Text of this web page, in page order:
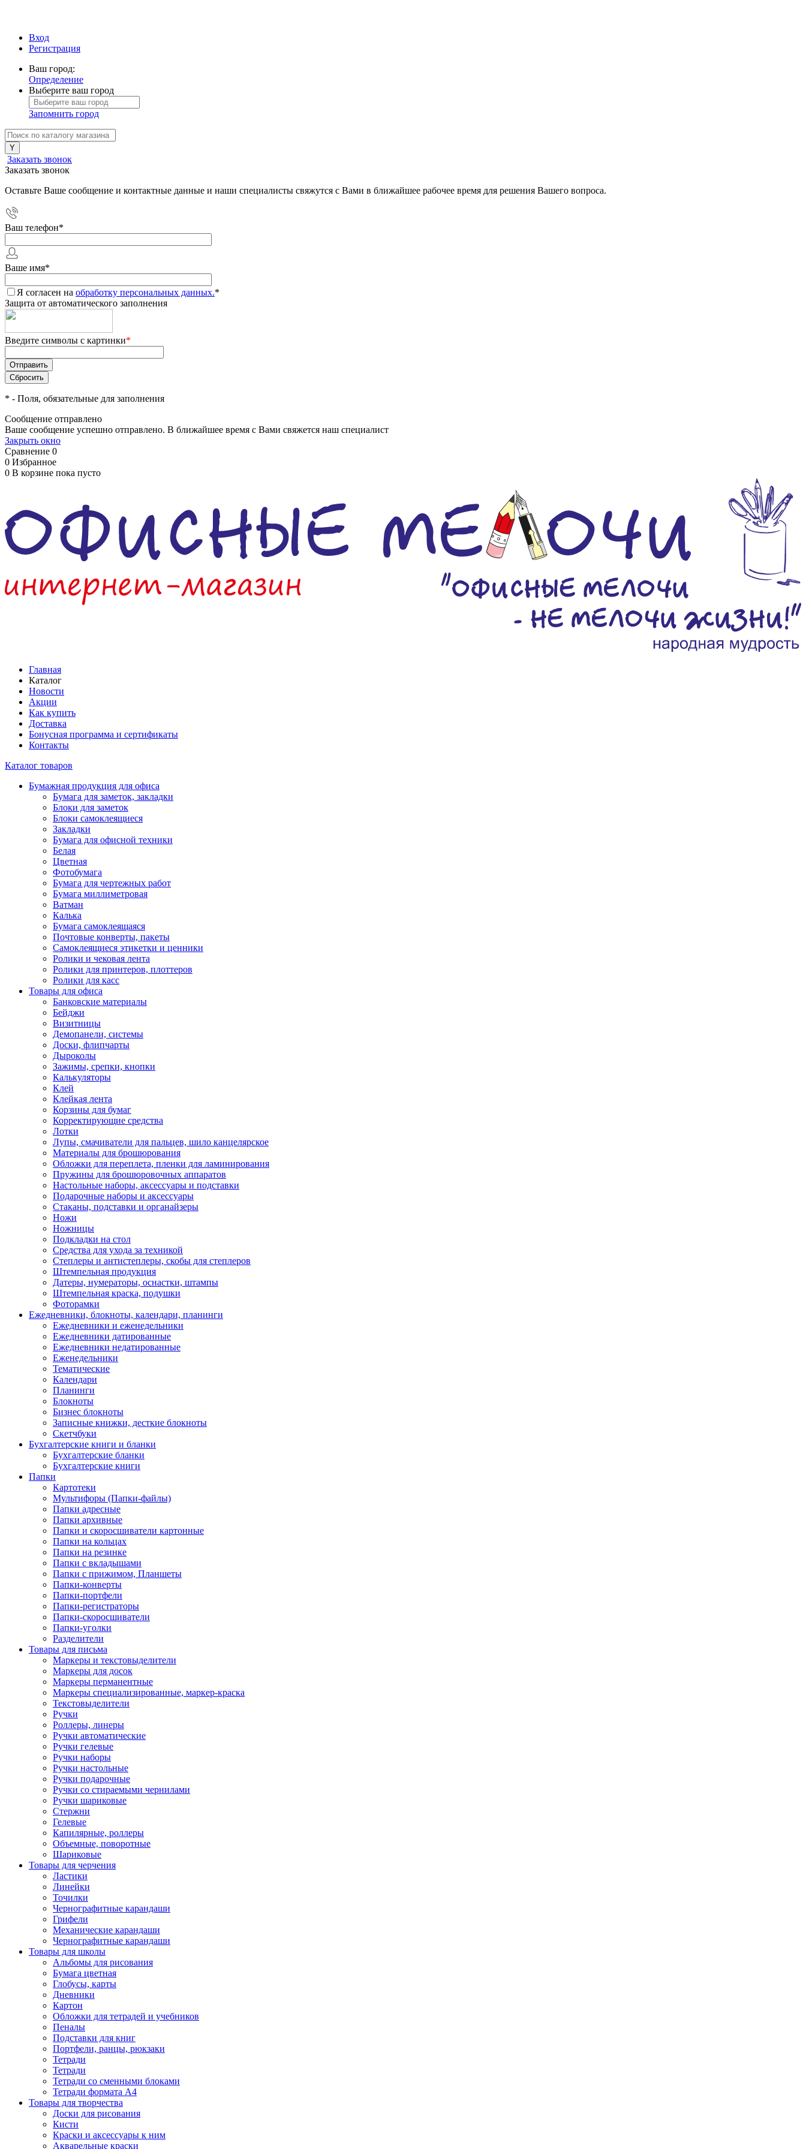
Вход
Регистрация
Ваш город:
Определение
Выберите ваш город
Запомнить город
Заказать звонок
Заказать звонок
Оставьте Ваше сообщение и контактные данные и наши специалисты свяжутся с Вами в ближайшее рабочее время для решения Вашего вопроса.
Ваш телефон*
Ваше имя*
Я согласен на обработку персональных данных.*
Защита от автоматического заполнения
Введите символы с картинки*
* - Поля, обязательные для заполнения
Сообщение отправлено
Ваше сообщение успешно отправлено. В ближайшее время с Вами свяжется наш специалист
Закрыть окно
Сравнение 0
0 Избранное
0 В корзине пока пусто
Главная
Каталог
Новости
Акции
Как купить
Доставка
Бонусная программа и сертификаты
Контакты
Каталог товаров
Бумажная продукция для офиса
Бумага для заметок, закладки
Блоки для заметок
Блоки самоклеящиеся
Закладки
Бумага для офисной техники
Белая
Цветная
Фотобумага
Бумага для чертежных работ
Бумага миллиметровая
Ватман
Калька
Бумага самоклеящаяся
Почтовые конверты, пакеты
Самоклеящиеся этикетки и ценники
Ролики и чековая лента
Ролики для принтеров, плоттеров
Ролики для касс
Товары для офиса
Банковские материалы
Бейджи
Визитницы
Демопанели, системы
Доски, флипчарты
Дыроколы
Зажимы, срепки, кнопки
Калькуляторы
Клей
Клейкая лента
Корзины для бумаг
Корректирующие средства
Лотки
Лупы, смачиватели для пальцев, шило канцелярское
Материалы для брошюрования
Обложки для переплета, пленки для ламинирования
Пружины для брошюровочных аппаратов
Настольные наборы, аксессуары и подставки
Подарочные наборы и аксессуары
Стаканы, подставки и органайзеры
Ножи
Ножницы
Подкладки на стол
Средства для ухода за техникой
Степлеры и антистеплеры, скобы для степлеров
Штемпельная продукция
Датеры, нумераторы, оснастки, штампы
Штемпельная краска, подушки
Фоторамки
Ежедневники, блокноты, календари, планинги
Ежедневники и еженедельники
Ежедневники датированные
Ежедневники недатированные
Еженедельники
Тематические
Календари
Планинги
Блокноты
Бизнес блокноты
Записные книжки, десткие блокноты
Скетчбуки
Бухгалтерские книги и бланки
Бухгалтерские бланки
Бухгалтерские книги
Папки
Картотеки
Мультифоры (Папки-файлы)
Папки адресные
Папки архивные
Папки и скоросшиватели картонные
Папки на кольцах
Папки на резинке
Папки с вкладышами
Папки с прижимом, Планшеты
Папки-конверты
Папки-портфели
Папки-регистраторы
Папки-скоросшиватели
Папки-уголки
Разделители
Товары для письма
Маркеры и текстовыделители
Маркеры для досок
Маркеры перманентные
Маркеры специализированные, маркер-краска
Текстовыделители
Ручки
Роллеры, линеры
Ручки автоматические
Ручки гелевые
Ручки наборы
Ручки настольные
Ручки подарочные
Ручки со стираемыми чернилами
Ручки шариковые
Стержни
Гелевые
Капилярные, роллеры
Объемные, поворотные
Шариковые
Товары для черчения
Ластики
Линейки
Точилки
Чернографитные карандаши
Грифели
Механические карандаши
Чернографитные карандаши
Товары для школы
Альбомы для рисования
Бумага цветная
Глобусы, карты
Дневники
Картон
Обложки для тетрадей и учебников
Пеналы
Подставки для книг
Портфели, ранцы, рюкзаки
Тетради
Тетради
Тетради со сменными блоками
Тетради формата А4
Товары для творчества
Доски для рисования
Кисти
Краски и аксессуары к ним
Акварельные краски